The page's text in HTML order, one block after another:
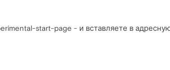
start-page - и вставляете в